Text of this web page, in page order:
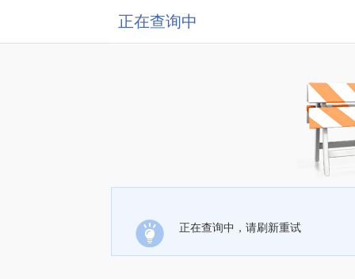
正在查询中
正在查询中，请刷新重试